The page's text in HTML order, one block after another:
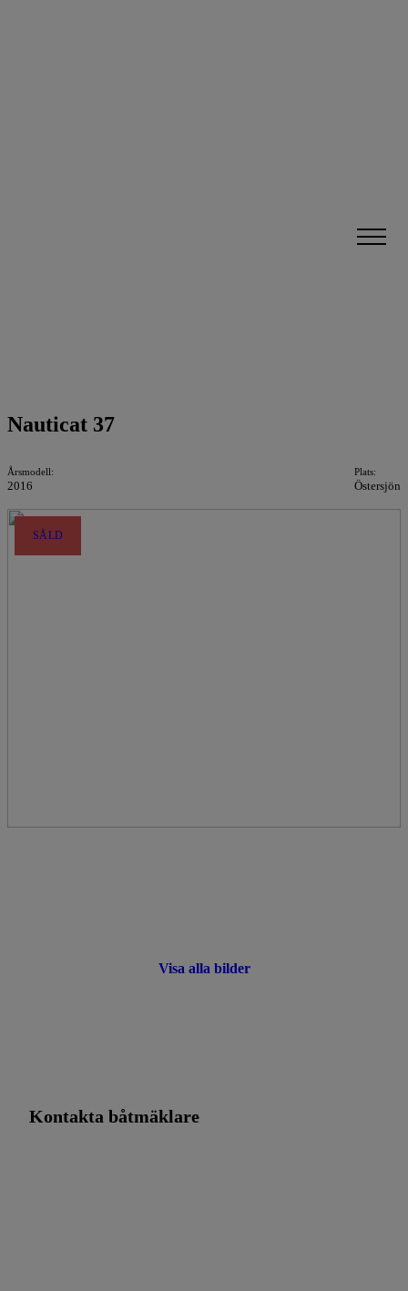
Nauticat 37
Årsmodell:
2016
Plats:
Östersjön
SÅLD
Visa alla bilder
Kontakta båtmäklare